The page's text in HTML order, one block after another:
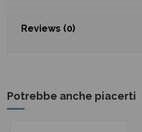
Reviews (0)
Potrebbe anche piacerti